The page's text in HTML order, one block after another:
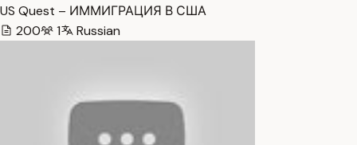
US Quest – ИММИГРАЦИЯ В США
200
1 Russian